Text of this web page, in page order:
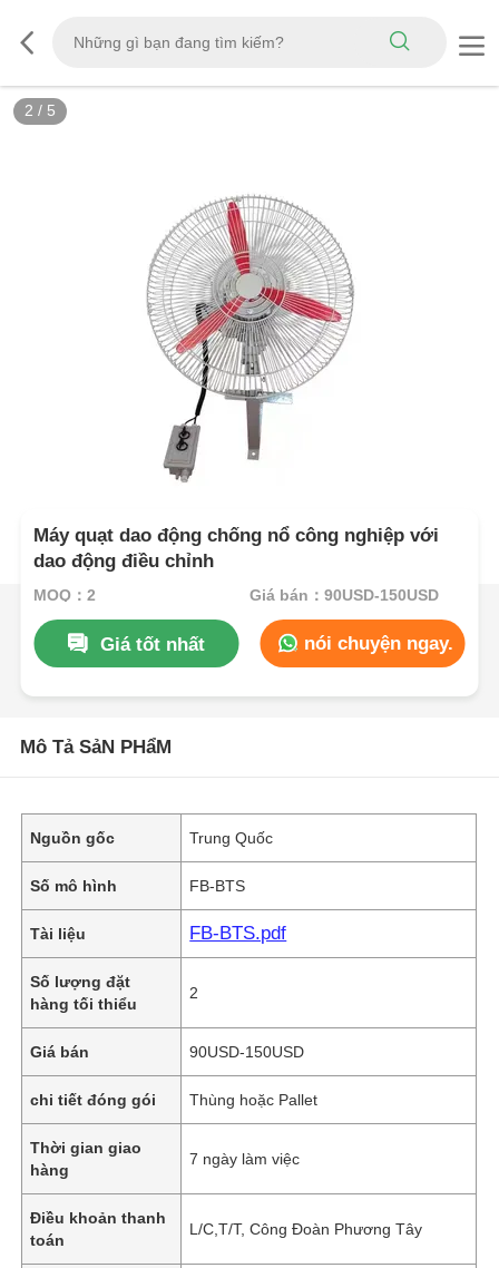
3 / 5
Máy quạt dao động chống nổ công nghiệp với
dao động điều chỉnh
MOQ：2 Giá bán：90USD-150USD
Giá tốt nhất nói chuyện ngay.
Mô Tả SảN PHẩM
Nguồn gốc Trung Quốc
Số mô hình FB-BTS
Tài liệu FB-BTS.pdf
Số lượng đặt
hàng tối thiểu
2
Giá bán 90USD-150USD
chi tiết đóng gói Thùng hoặc Pallet
Thời gian giao
hàng
7 ngày làm việc
Điều khoản thanh
toán
L/C,T/T, Công Đoàn Phương Tây